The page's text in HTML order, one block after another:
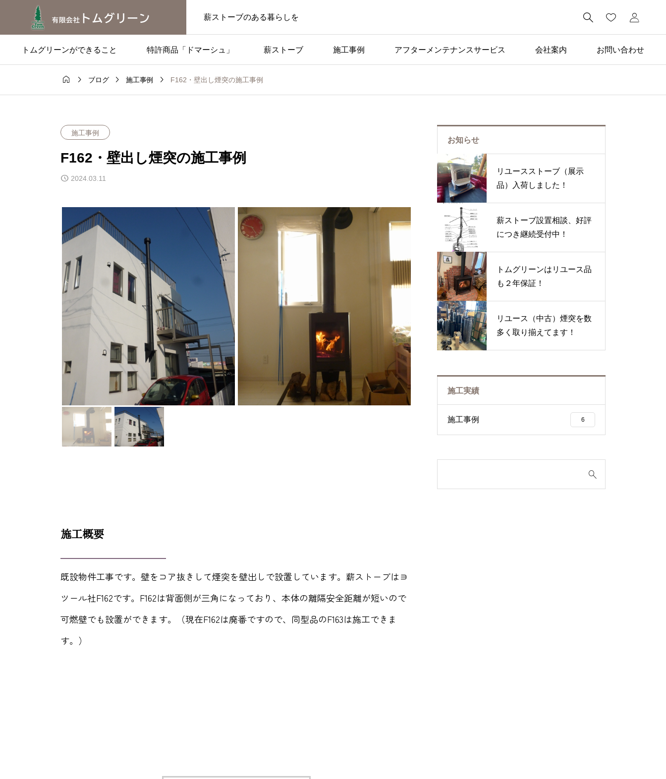
薪ストーブのある暮らしを 
トムグリーンができること 特許商品「ドマーシュ」 薪ストーブ 施工事例 アフターメンテナンスサービス 会社案内 お問い合わせ
施工事例 施工事例 施工事例
  ブログ  施工事例  F162・壁出し煙突の施工事例
施工事例
F162・壁出し煙突の施工事例
2024.03.11
施工概要
既設物件工事です。壁をコア抜きして煙突を壁出しで設置しています。薪ストーブはヨ
ツール社F162です。F162は背面側が三角になっており、本体の離隔安全距離が短いので
可燃壁でも設置ができます。（現在F162は廃番ですので、同型品のF163は施工できま
す。）
お知らせ
リユースストーブ（展示
品）入荷しました！
薪ストーブ設置相談、好評
につき継続受付中！
トムグリーンはリユース品
も２年保証！
リユース（中古）煙突を数
多く取り揃えてます！
施工実績
施工事例 6